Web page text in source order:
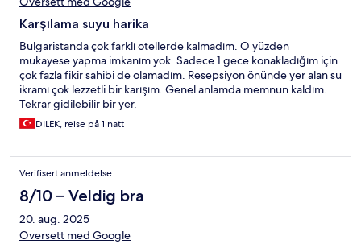
Karşılama suyu harika
Bulgaristanda çok farklı otellerde kalmadım. O yüzden
mukayese yapma imkanım yok. Sadece 1 gece konakladığım için
çok fazla fikir sahibi de olamadım. Resepsiyon önünde yer alan su
ikramı çok lezzetli bir karışım. Genel anlamda memnun kaldım.
Tekrar gidilebilir bir yer.
DILEK, reise på 1 natt
Verifisert anmeldelse
8/10 – Veldig bra
20. aug. 2025
Oversett med Google